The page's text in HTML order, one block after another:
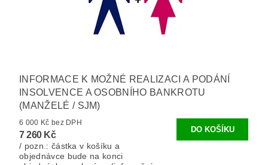
INFORMACE K MOŽNÉ REALIZACI A PODÁNÍ
INSOLVENCE A OSOBNÍHO BANKROTU
(MANŽELÉ / SJM)
6 000 Kč bez DPH
7 260 Kč
/ pozn.: částka v košíku a
objednávce bude na konci